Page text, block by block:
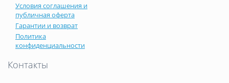
Условия соглашения и
публичная оферта
Гарантии и возврат
Политика
конфиденциальности
Контакты